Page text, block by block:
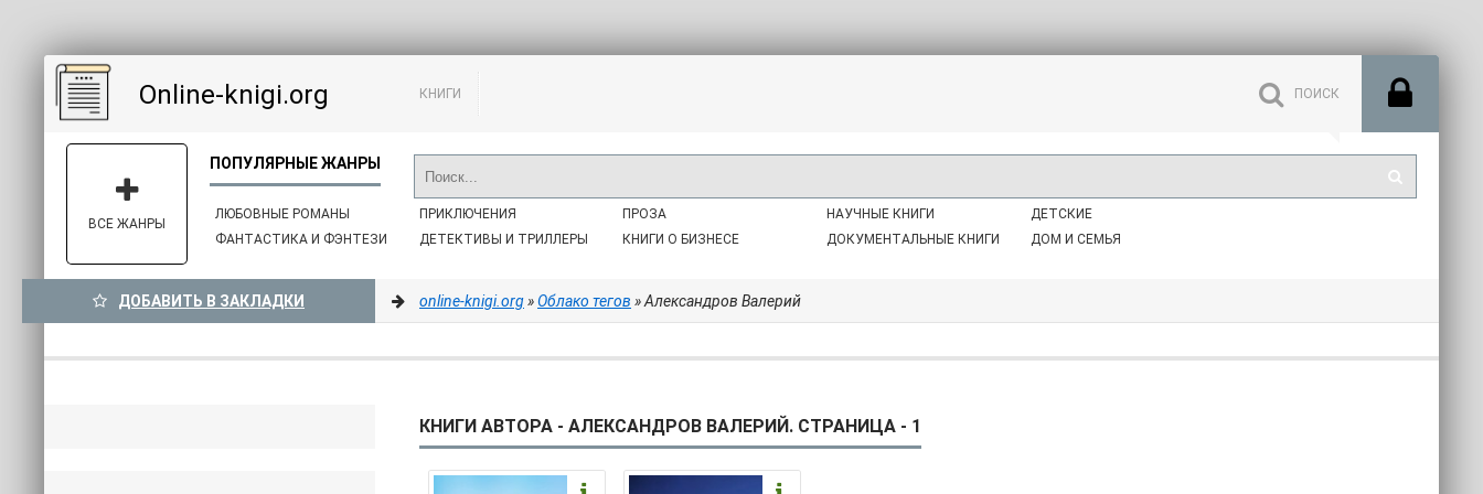
Online-knigi.org КНИГИ
ЛЮБОВНЫЕ РОМАНЫ
ФАНТАСТИКА И ФЭНТЕЗИ
ПРИКЛЮЧЕНИЯ
ДЕТЕКТИВЫ И ТРИЛЛЕРЫ
ПРОЗА
КНИГИ О БИЗНЕСЕ
НАУЧНЫЕ КНИГИ
ДОКУМЕНТАЛЬНЫЕ КНИГИ
ДЕТСКИЕ
ДОМ И СЕМЬЯ
ВСЕ ЖАНРЫ
ДОБАВИТЬ В ЗАКЛАДКИ online-knigi.org»Облако тегов » Александров Валерий
КНИГИ АВТОРА - АЛЕКСАНДРОВ ВАЛЕРИЙ. СТРАНИЦА - 1